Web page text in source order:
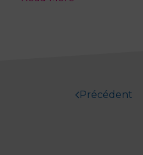
Précédent